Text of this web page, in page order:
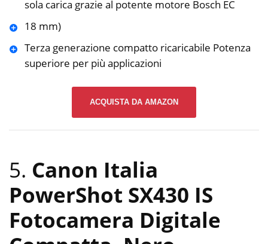
sola carica grazie al potente motore Bosch EC
18 mm)
Terza generazione compatto ricaricabile Potenza
superiore per più applicazioni
ACQUISTA DA AMAZON
5. Canon Italia
PowerShot SX430 IS
Fotocamera Digitale